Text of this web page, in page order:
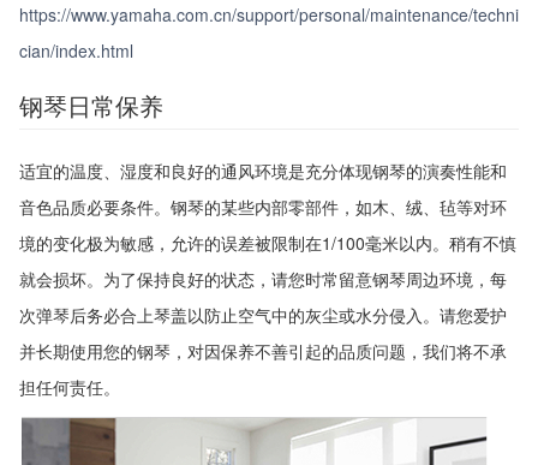
https://www.yamaha.com.cn/support/personal/maintenance/techni
cian/index.html
钢琴日常保养
适宜的温度、湿度和良好的通风环境是充分体现钢琴的演奏性能和
音色品质必要条件。钢琴的某些内部零部件，如木、绒、毡等对环
境的变化极为敏感，允许的误差被限制在1/100毫米以内。稍有不慎
就会损坏。为了保持良好的状态，请您时常留意钢琴周边环境，每
次弹琴后务必合上琴盖以防止空气中的灰尘或水分侵入。请您爱护
并长期使用您的钢琴，对因保养不善引起的品质问题，我们将不承
担任何责任。